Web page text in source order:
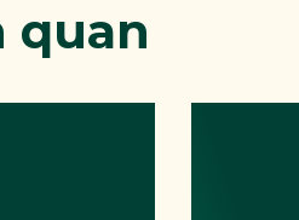
quan